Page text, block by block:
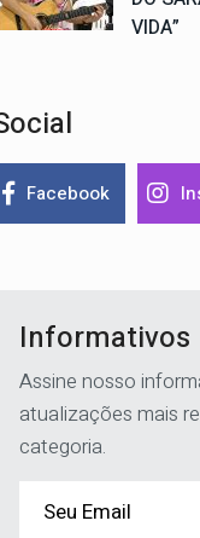
VIDA”
Facebook
Informativos
Assine nosso
atualizações mais
categoria.